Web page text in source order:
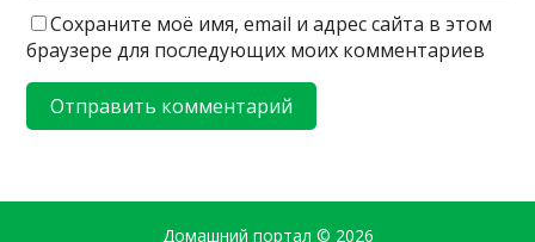
Сохраните моё имя, email и адрес сайта в этом
браузере для последующих моих комментариев
Домашний портал © 2026